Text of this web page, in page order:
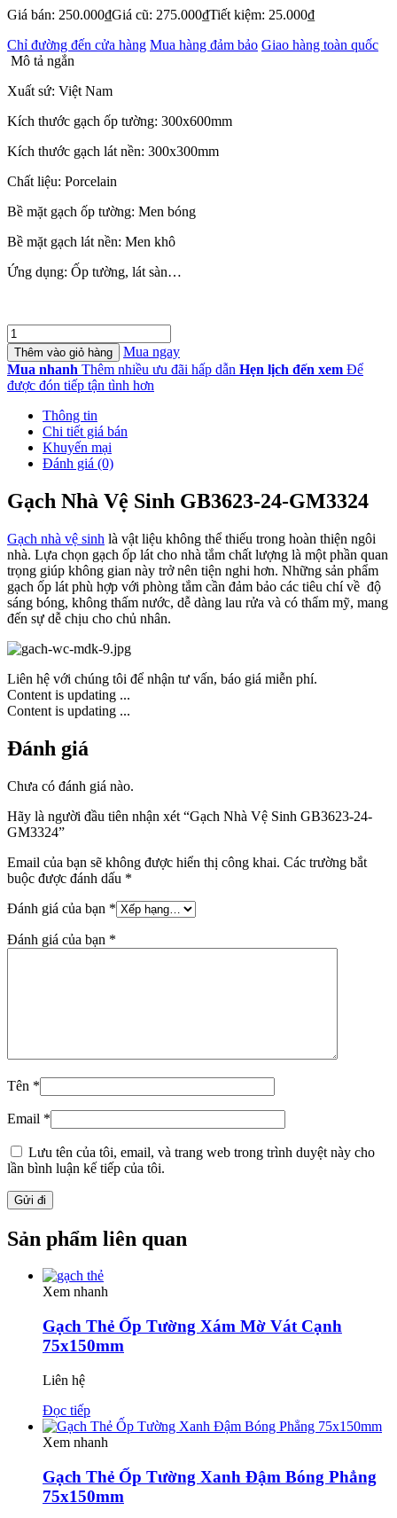
Giá bán: 250.000₫Giá cũ: 275.000₫Tiết kiệm: 25.000₫
Chỉ đường đến cửa hàng Mua hàng đảm bảo Giao hàng toàn quốc
Mô tả ngắn
Xuất sứ: Việt Nam
Kích thước gạch ốp tường: 300x600mm
Kích thước gạch lát nền: 300x300mm
Chất liệu: Porcelain
Bề mặt gạch ốp tường: Men bóng
Bề mặt gạch lát nền: Men khô
Ứng dụng: Ốp tường, lát sàn…
Gạch
Nhà
Vệ
Sinh
GB3623-
GM3324
lượng
Thêm vào giỏ hàng
Mua ngay
Mua nhanh Thêm nhiều ưu đãi hấp dẫn Hẹn lịch đến xem Để
được đón tiếp tận tình hơn
Thông tin
Chi tiết giá bán
Khuyến mại
Đánh giá (0)
Gạch Nhà Vệ Sinh GB3623-24-GM3324
Gạch nhà vệ sinh là vật liệu không thể thiếu trong hoàn thiện ngôi
nhà. Lựa chọn gạch ốp lát cho nhà tắm chất lượng là một phần quan
trọng giúp không gian này trở nên tiện nghi hơn. Những sản phẩm
gạch ốp lát phù hợp với phòng tắm cần đảm bảo các tiêu chí về độ
sáng bóng, không thấm nước, dễ dàng lau rửa và có thẩm mỹ, mang
đến sự dễ chịu cho chủ nhân.
Liên hệ với chúng tôi để nhận tư vấn, báo giá miễn phí.
Content is updating ...
Content is updating ...
Đánh giá
Chưa có đánh giá nào.
Hãy là người đầu tiên nhận xét “Gạch Nhà Vệ Sinh GB3623-24-
GM3324”
Email của bạn sẽ không được hiển thị công khai. Các trường bắt
buộc được đánh dấu *
Đánh giá của bạn *
Đánh giá của bạn *
Tên *
Email *
Lưu tên của tôi, email, và trang web trong trình duyệt này cho
lần bình luận kế tiếp của tôi.
Sản phẩm liên quan
Xem nhanh
Gạch Thẻ Ốp Tường Xám Mờ Vát Cạnh
75x150mm
Liên hệ
Đọc tiếp
Xem nhanh
Gạch Thẻ Ốp Tường Xanh Đậm Bóng Phẳng
75x150mm